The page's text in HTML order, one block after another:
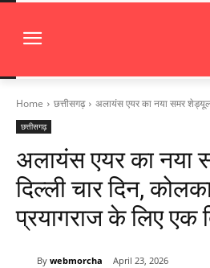
Home छत्तीसगढ़ अलायंस एयर का नया समर
छत्तीसगढ़
अलायंस एयर का नया
दिल्ली चार दिन,
प्रयागराज के लिए एक
By webmorcha April 23, 2026